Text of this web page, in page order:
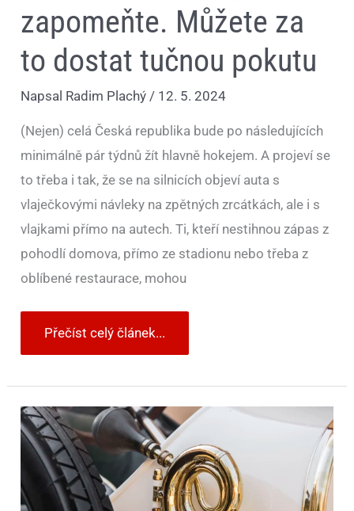
zapomeňte. Můžete za
to dostat tučnou pokutu
Napsal Radim Plachý/ 12. 5. 2024
(Nejen) celá Česká republika bude po následujících
minimálně pár týdnů žít hlavně hokejem. A projeví se
to třeba i tak, že se na silnicích objeví auta s
vlaječkovými návleky na zpětných zrcátkách, ale i s
vlajkami přímo na autech. Ti, kteří nestihnou zápas z
pohodlí domova, přímo ze stadionu nebo třeba z
oblíbené restaurace, mohou
Přečíst celý článek...
Klakson
a
troubení:
Za
desítky
let
se